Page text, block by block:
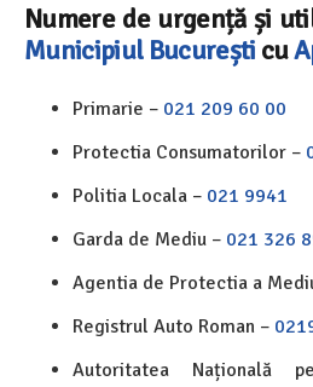
Numere de urgență și
Municipiul București cu
Primarie – 021 209 60 00
Protectia Consumatorilor –
Politia Locala – 021 9941
Garda de Mediu – 021 326
Agentia de Protectia a
Registrul Auto Roman –
Autoritatea Națională